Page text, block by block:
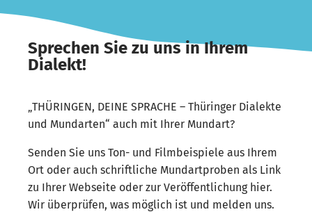
Sprechen Sie zu uns in Ihrem
Dialekt!
„THÜRINGEN, DEINE SPRACHE – Thüringer Dialekte
und Mundarten“ auch mit Ihrer Mundart?
Senden Sie uns Ton- und Filmbeispiele aus Ihrem
Ort oder auch schriftliche Mundartproben als Link
zu Ihrer Webseite oder zur Veröffentlichung hier.
Wir überprüfen, was möglich ist und melden uns.